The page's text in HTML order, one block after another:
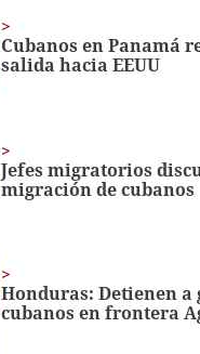
Cubanos en Panamá
salida hacia EEUU
Jefes migratorios
migración de cubanos
Honduras: Detienen a
cubanos en frontera